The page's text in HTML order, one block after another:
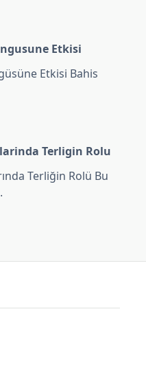
Etkisi
Etkisi Bahis
Terligin Rolu
Terliğin Rolü Bu